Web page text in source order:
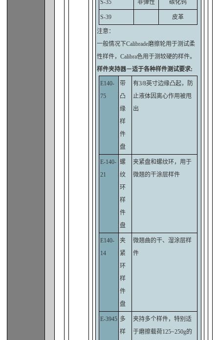
S-35 非弹性 碳化钨
S-39 皮革
注意：
一般情况下Calibrade磨擦轮用于测试柔
性样件，Calibra色用于测较硬的样件。
样件夹持器－适于各种样件测试要求:
E140-
75
带
凸
缘
样
件
盘
有3/8英寸边缘凸起，防
止液体因离心作用被甩
出
E-140-
21
螺
纹
环
样
件
盘
夹紧盘和螺纹环，用于
微翘的干涂层样件
E140-
14
夹
紧
环
样
件
盘
微翘曲的干、湿涂层样
件
E-3945 多
样
夹持多个样件，特别适
于磨擦载荷125~250g的